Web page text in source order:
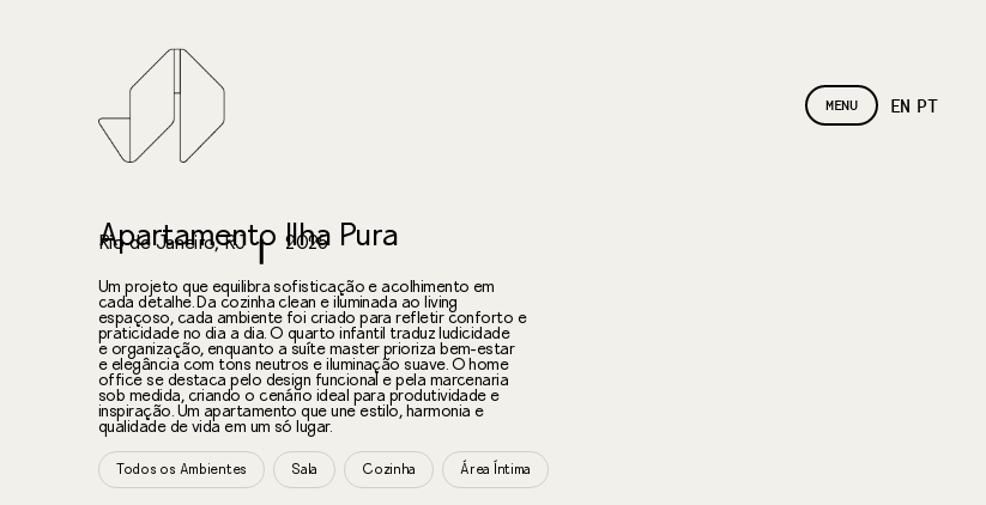
MENU EN PT
Apartamento Ilha Pura
Rio de Janeiro, RJ 2025
Um projeto que equilibra sofisticação e acolhimento em
cada detalhe. Da cozinha clean e iluminada ao living
espaçoso, cada ambiente foi criado para refletir conforto e
praticidade no dia a dia. O quarto infantil traduz ludicidade
e organização, enquanto a suíte master prioriza bem-estar
e elegância com tons neutros e iluminação suave. O home
office se destaca pelo design funcional e pela marcenaria
sob medida, criando o cenário ideal para produtividade e
inspiração. Um apartamento que une estilo, harmonia e
qualidade de vida em um só lugar.
Todos os Ambientes Sala Cozinha Área Íntima